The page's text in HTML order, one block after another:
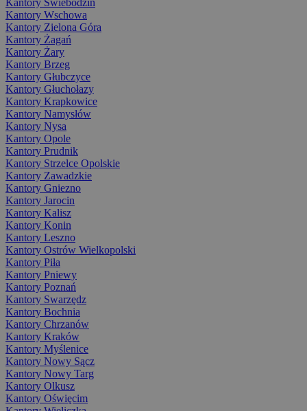
Kantory Wschowa
Kantory Zielona Góra
Kantory Żagań
Kantory Żary
Kantory Brzeg
Kantory Głubczyce
Kantory Głuchołazy
Kantory Krapkowice
Kantory Namysłów
Kantory Nysa
Kantory Opole
Kantory Prudnik
Kantory Strzelce Opolskie
Kantory Zawadzkie
Kantory Gniezno
Kantory Jarocin
Kantory Kalisz
Kantory Konin
Kantory Leszno
Kantory Ostrów Wielkopolski
Kantory Piła
Kantory Pniewy
Kantory Poznań
Kantory Swarzędz
Kantory Bochnia
Kantory Chrzanów
Kantory Kraków
Kantory Myślenice
Kantory Nowy Sącz
Kantory Nowy Targ
Kantory Olkusz
Kantory Oświęcim